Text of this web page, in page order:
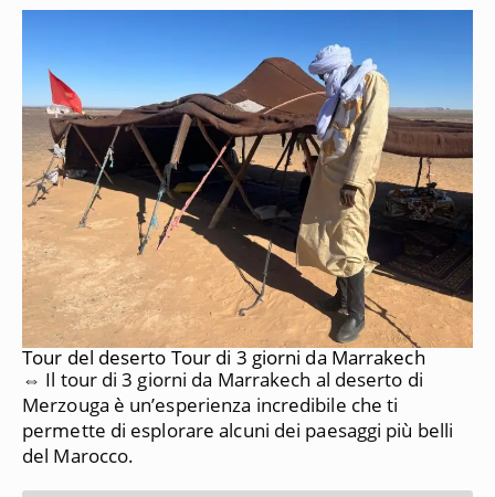
Tour del deserto Tour di 3 giorni da Marrakech
⇔ Il tour di 3 giorni da Marrakech al deserto di
Merzouga è un’esperienza incredibile che ti
permette di esplorare alcuni dei paesaggi più belli
del Marocco.